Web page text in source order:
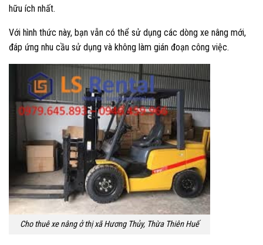
hữu ích nhất.
Với hình thức này, bạn vẫn có thể sử dụng các dòng xe nâng mới,
đáp ứng nhu cầu sử dụng và không làm gián đoạn công việc.
Cho thuê xe nâng ở thị xã Hương Thủy, Thừa Thiên Huế